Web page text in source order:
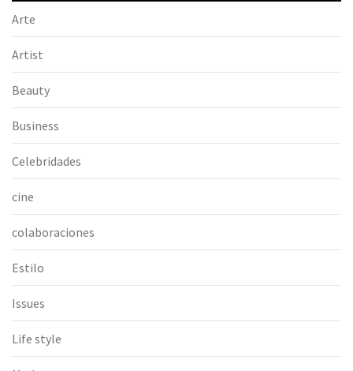
Arte
Artist
Beauty
Business
Celebridades
cine
colaboraciones
Estilo
Issues
Life style